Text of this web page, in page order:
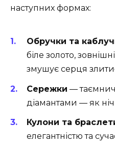
наступних формах:
Обручки та
біле золото,
змушує серця
Сережки ―
діамантами ― як
Кулони та
елегантністю та